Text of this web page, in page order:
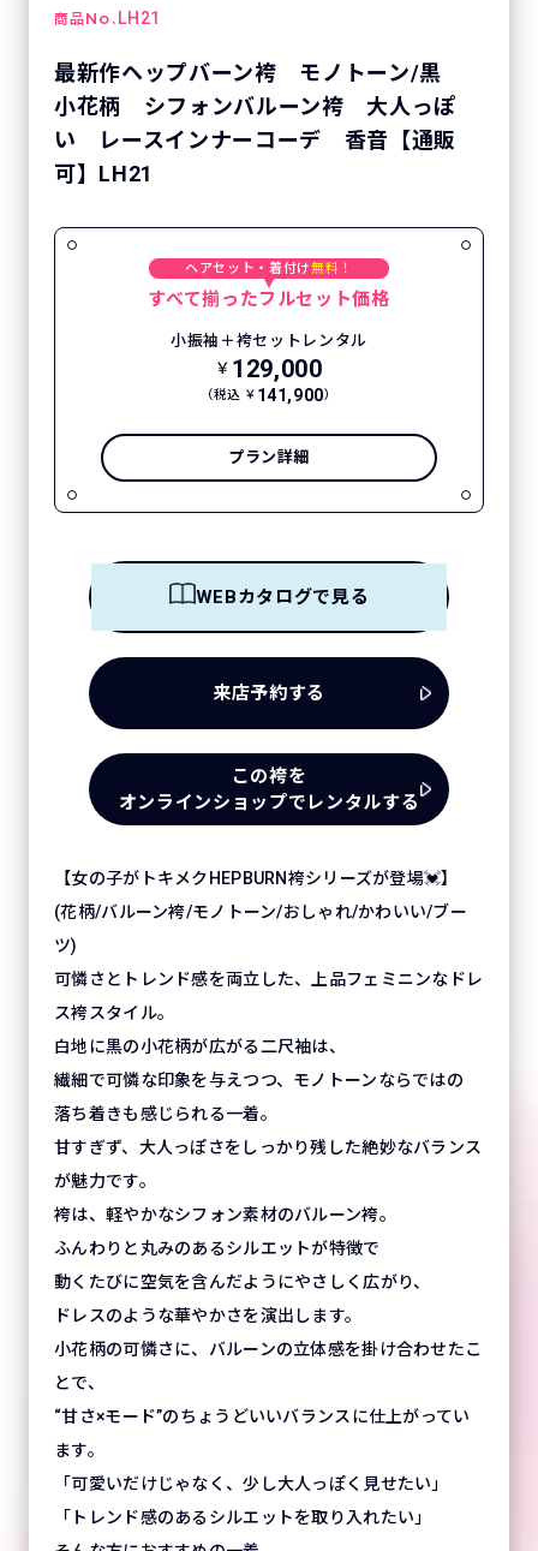
商品No. LH21
最新作ヘップバーン袴 モノトーン/黒
小花柄 シフォンバルーン袴 大人っぽ
い レースインナーコーデ 香音【通販
可】LH21
ヘアセット・着付け無料！
すべて揃ったフルセット価格
小振袖＋袴セットレンタル
￥ 129,000
（税込 ￥ 141,900）
プラン詳細
WEBカタログで見る
来店予約する
この袴を
オンラインショップでレンタルする
【女の子がトキメクHEPBURN袴シリーズが登場💓】
(花柄/バルーン袴/モノトーン/おしゃれ/かわいい/ブー
ツ)
可憐さとトレンド感を両立した、上品フェミニンなドレ
ス袴スタイル。
白地に黒の小花柄が広がる二尺袖は、
繊細で可憐な印象を与えつつ、モノトーンならではの
落ち着きも感じられる一着。
甘すぎず、大人っぽさをしっかり残した絶妙なバランス
が魅力です。
袴は、軽やかなシフォン素材のバルーン袴。
ふんわりと丸みのあるシルエットが特徴で
動くたびに空気を含んだようにやさしく広がり、
ドレスのような華やかさを演出します。
小花柄の可憐さに、バルーンの立体感を掛け合わせたこ
とで、
“甘さ×モード”のちょうどいいバランスに仕上がってい
ます。
「可愛いだけじゃなく、少し大人っぽく見せたい」
「トレンド感のあるシルエットを取り入れたい」